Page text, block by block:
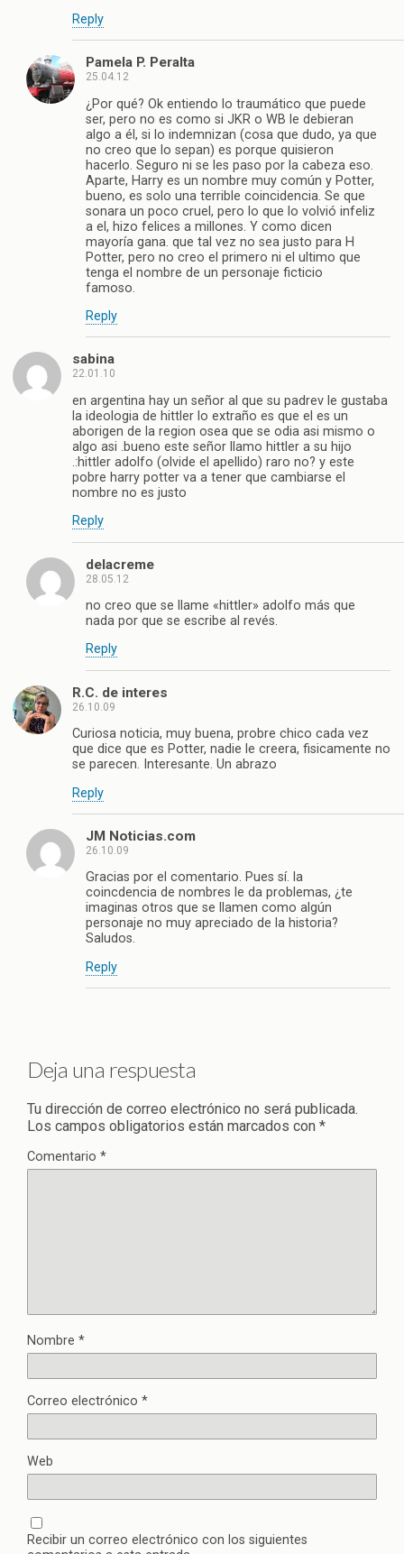
Reply
Pamela P. Peralta
25.04.12
¿Por qué? Ok entiendo lo traumático que puede
ser, pero no es como si JKR o WB le debieran
algo a él, si lo indemnizan (cosa que dudo, ya que
no creo que lo sepan) es porque quisieron
hacerlo. Seguro ni se les paso por la cabeza eso.
Aparte, Harry es un nombre muy común y Potter,
bueno, es solo una terrible coincidencia. Se que
sonara un poco cruel, pero lo que lo volvió infeliz
a el, hizo felices a millones. Y como dicen
mayoría gana. que tal vez no sea justo para H
Potter, pero no creo el primero ni el ultimo que
tenga el nombre de un personaje ficticio
famoso.
Reply
sabina
22.01.10
en argentina hay un señor al que su padrev le gustaba
la ideologia de hittler lo extraño es que el es un
aborigen de la region osea que se odia asi mismo o
algo asi .bueno este señor llamo hittler a su hijo
.:hittler adolfo (olvide el apellido) raro no? y este
pobre harry potter va a tener que cambiarse el
nombre no es justo
Reply
delacreme
28.05.12
no creo que se llame «hittler» adolfo más que
nada por que se escribe al revés.
Reply
R.C. de interes
26.10.09
Curiosa noticia, muy buena, probre chico cada vez
que dice que es Potter, nadie le creera, fisicamente no
se parecen. Interesante. Un abrazo
Reply
JM Noticias.com
26.10.09
Gracias por el comentario. Pues sí. la
coincdencia de nombres le da problemas, ¿te
imaginas otros que se llamen como algún
personaje no muy apreciado de la historia?
Saludos.
Reply
Deja una respuesta
Tu dirección de correo electrónico no será publicada.
Los campos obligatorios están marcados con *
Comentario *
Nombre *
Correo electrónico *
Web
Recibir un correo electrónico con los siguientes